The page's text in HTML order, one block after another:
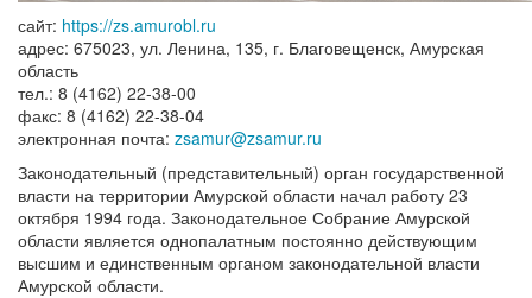
сайт: https://zs.amurobl.ru
адрес: 675023, ул. Ленина, 135, г. Благовещенск, Амурская
область
тел.: 8 (4162) 22-38-00
факс: 8 (4162) 22-38-04
электронная почта: zsamur@zsamur.ru
Законодательный (представительный) орган государственной
власти на территории Амурской области начал работу 23
октября 1994 года. Законодательное Собрание Амурской
области является однопалатным постоянно действующим
высшим и единственным органом законодательной власти
Амурской области.